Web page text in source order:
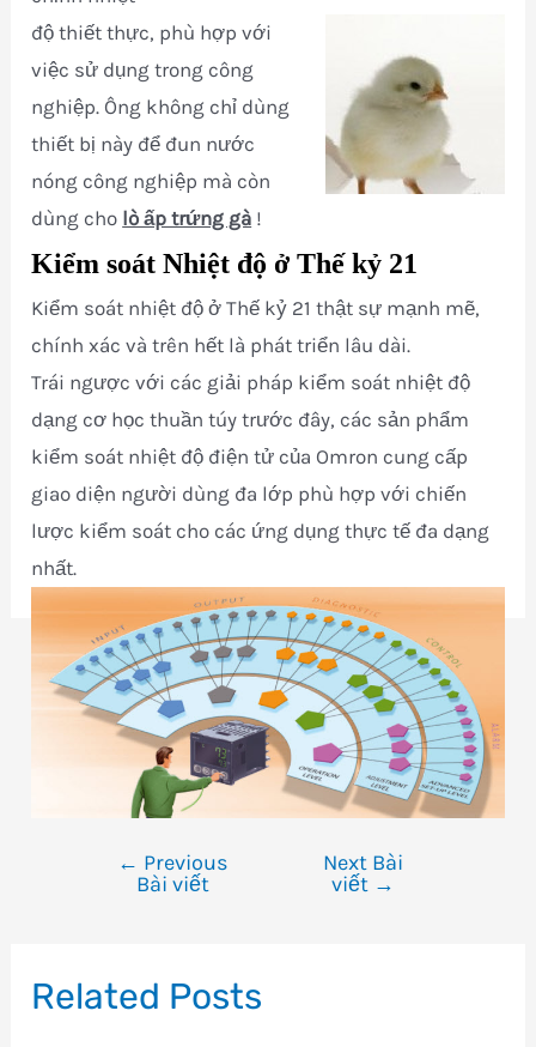
độ thiết thực, phù hợp với
việc sử dụng trong công
nghiệp. Ông không chỉ dùng
thiết bị này để đun nước
nóng công nghiệp mà còn
dùng cho lò ấp trứng gà !
Kiểm soát Nhiệt độ ở Thế kỷ 21
Kiểm soát nhiệt độ ở Thế kỷ 21 thật sự mạnh mẽ,
chính xác và trên hết là phát triển lâu dài.
Trái ngược với các giải pháp kiểm soát nhiệt độ
dạng cơ học thuần túy trước đây, các sản phẩm
kiểm soát nhiệt độ điện tử của Omron cung cấp
giao diện người dùng đa lớp phù hợp với chiến
lược kiểm soát cho các ứng dụng thực tế đa dạng
nhất.
viết
← Previous
Bài viết
Next Bài
viết →
Related Posts